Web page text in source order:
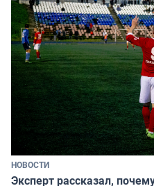
НОВОСТИ
Эксперт рассказал,